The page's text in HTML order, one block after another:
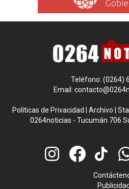
Teléfono: (0264)
Email:
Políticas de Privacidad |Archivo |
0264noticias - Tucumán 706
Publicidad